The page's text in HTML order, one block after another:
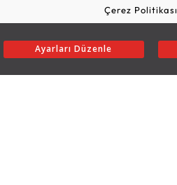
Ayarları Düzenle
Çerez Politikası